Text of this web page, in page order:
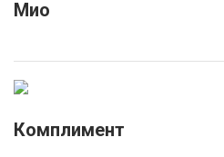
Мио
Комплимент